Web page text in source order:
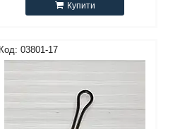
Купити
03801-17